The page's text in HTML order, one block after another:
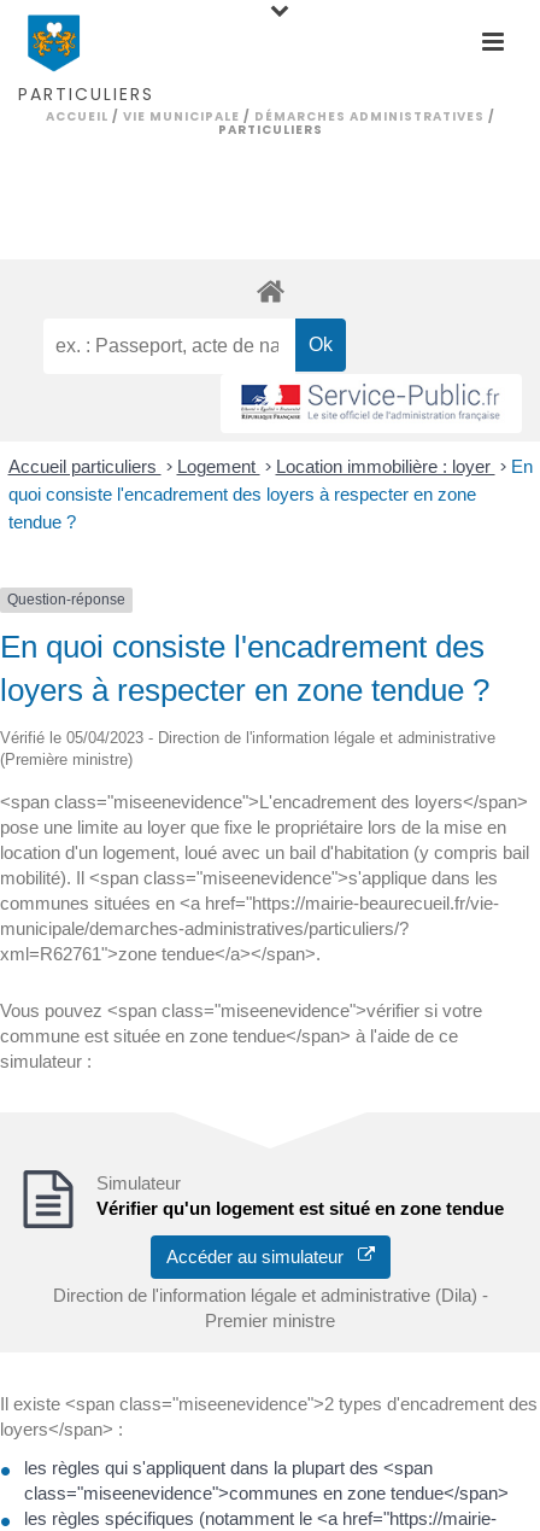
PARTICULIERS
ACCUEIL / VIE MUNICIPALE / DÉMARCHES ADMINISTRATIVES /
PARTICULIERS
Accueil particuliers > Logement > Location immobilière : loyer > En
quoi consiste l'encadrement des loyers à respecter en zone
tendue ?
Question-réponse
En quoi consiste l'encadrement des
loyers à respecter en zone tendue ?
Vérifié le 05/04/2023 - Direction de l'information légale et administrative
(Première ministre)
<span class="miseenevidence">L'encadrement des loyers</span>
pose une limite au loyer que fixe le propriétaire lors de la mise en
location d'un logement, loué avec un bail d'habitation (y compris bail
mobilité). Il <span class="miseenevidence">s'applique dans les
communes situées en <a href="https://mairie-beaurecueil.fr/vie-
municipale/demarches-administratives/particuliers/?
xml=R62761">zone tendue</a></span>.
Vous pouvez <span class="miseenevidence">vérifier si votre
commune est située en zone tendue</span> à l'aide de ce
simulateur :
Simulateur
Vérifier qu'un logement est situé en zone tendue
Accéder au simulateur
Direction de l'information légale et administrative (Dila) -
Premier ministre
Il existe <span class="miseenevidence">2 types d'encadrement des
loyers</span> :
les règles qui s'appliquent dans la plupart des <span
class="miseenevidence">communes en zone tendue</span>
les règles spécifiques (notamment le <a href="https://mairie-